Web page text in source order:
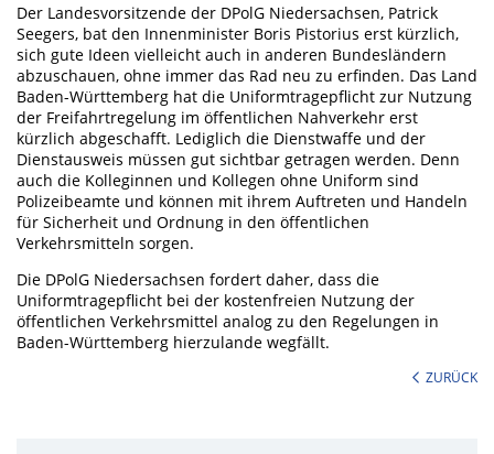
Der Landesvorsitzende der DPolG Niedersachsen, Patrick
Seegers, bat den Innenminister Boris Pistorius erst kürzlich,
sich gute Ideen vielleicht auch in anderen Bundesländern
abzuschauen, ohne immer das Rad neu zu erfinden. Das Land
Baden-Württemberg hat die Uniformtragepflicht zur Nutzung
der Freifahrtregelung im öffentlichen Nahverkehr erst
kürzlich abgeschafft. Lediglich die Dienstwaffe und der
Dienstausweis müssen gut sichtbar getragen werden. Denn
auch die Kolleginnen und Kollegen ohne Uniform sind
Polizeibeamte und können mit ihrem Auftreten und Handeln
für Sicherheit und Ordnung in den öffentlichen
Verkehrsmitteln sorgen.
Die DPolG Niedersachsen fordert daher, dass die
Uniformtragepflicht bei der kostenfreien Nutzung der
öffentlichen Verkehrsmittel analog zu den Regelungen in
Baden-Württemberg hierzulande wegfällt.
ZURÜCK